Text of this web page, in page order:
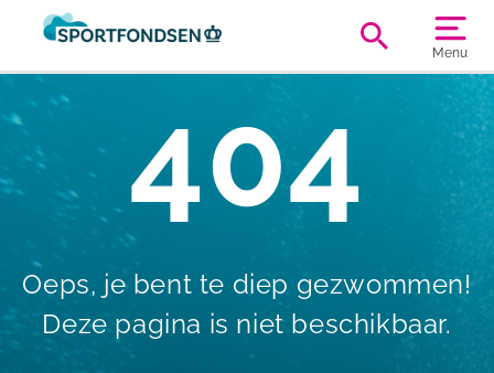
Menu
404
Oeps, je bent te diep gezwommen!
Deze pagina is niet beschikbaar.